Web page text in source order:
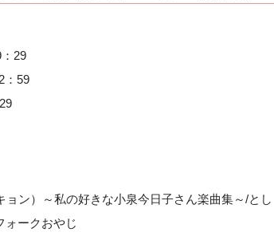
29
：59
ン）～私の好きな小泉今日子さん楽曲集～/とし
ークおやじ